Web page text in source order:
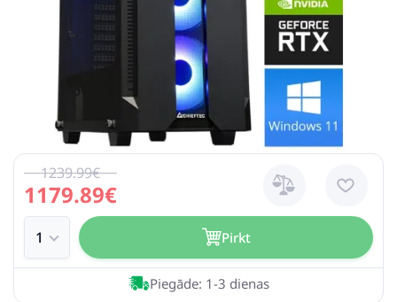
1179.89€
1239.99€
Pirkt
Piegāde: 1-3 dienas